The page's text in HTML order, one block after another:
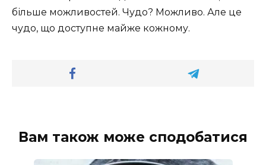
більше можливостей. Чудо? Можливо. Але це
чудо, що доступне майже кожному.
Вам також може сподобатися